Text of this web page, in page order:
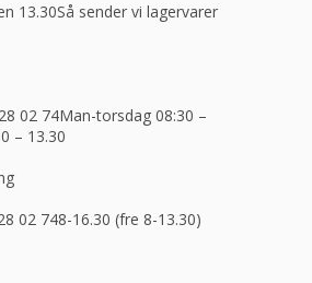
13.30Så sender vi lagervarer
02 74Man-torsdag 08:30 –
– 13.30
02 748-16.30 (fre 8-13.30)